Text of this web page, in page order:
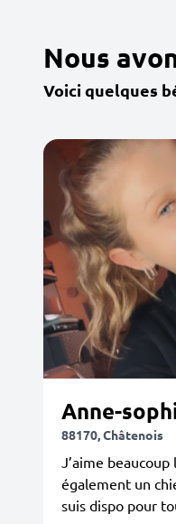
Nous
Voici quelques
Anne-
88170, Châtenois
J’aime
également un
suis dispo pour